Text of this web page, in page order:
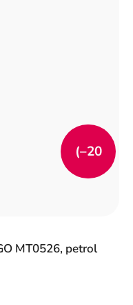
MT0526, petrol
(–20